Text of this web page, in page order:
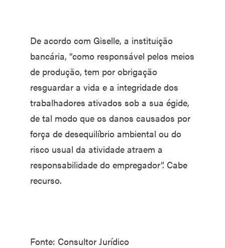
De acordo com Giselle, a instituição
bancária, “como responsável pelos meios
de produção, tem por obrigação
resguardar a vida e a integridade dos
trabalhadores ativados sob a sua égide,
de tal modo que os danos causados por
força de desequilíbrio ambiental ou do
risco usual da atividade atraem a
responsabilidade do empregador”. Cabe
recurso.
Fonte: Consultor Jurídico